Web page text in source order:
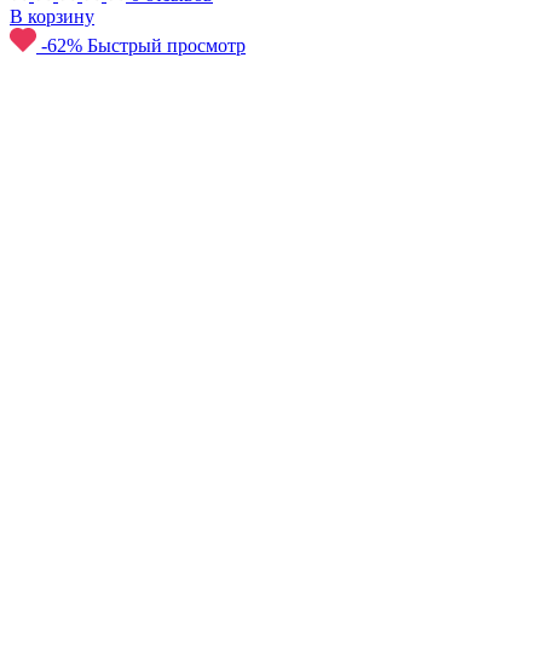
В корзину
-62% Быстрый просмотр